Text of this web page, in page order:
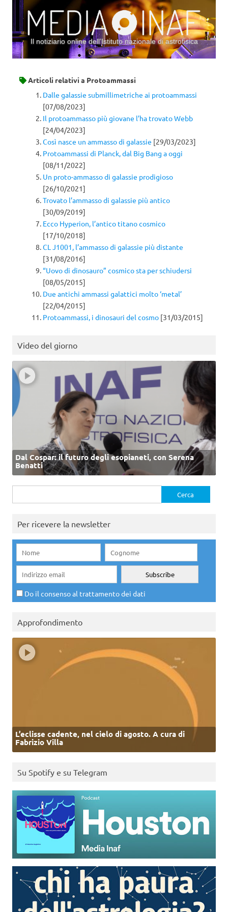
Il notiziario online dell’Istituto nazionale di astrofisica
Articoli relativi a Protoammassi
Dalle galassie submillimetriche ai protoammassi
[07/08/2023]
Il protoammasso più giovane l’ha trovato Webb
[24/04/2023]
Così nasce un ammasso di galassie [29/03/2023]
Protoammassi di Planck, dal Big Bang a oggi
[08/11/2022]
Un proto-ammasso di galassie prodigioso
[26/10/2021]
Trovato l’ammasso di galassie più antico
[30/09/2019]
Ecco Hyperion, l’antico titano cosmico
[17/10/2018]
CL J1001, l’ammasso di galassie più distante
[31/08/2016]
“Uovo di dinosauro” cosmico sta per schiudersi
[08/05/2015]
Due antichi ammassi galattici molto ‘metal’
[22/04/2015]
Protoammassi, i dinosauri del cosmo [31/03/2015]
Video del giorno
Dal Cospar: il futuro degli esopianeti, con Serena
Benatti
per:
Per ricevere la newsletter
Do il consenso al trattamento dei dati
Approfondimento
L’eclisse cadente, nel cielo di agosto. A cura di
Fabrizio Villa
Su Spotify e su Telegram